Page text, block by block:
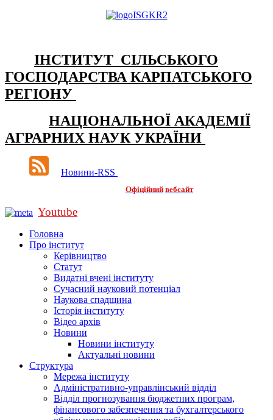
ІНСТИТУТ СІЛЬСЬКОГО
ГОСПОДАРСТВА КАРПАТСЬКОГО
РЕГІОНУ
НАЦІОНАЛЬНОЇ АКАДЕМІЇ
АГРАРНИХ НАУК УКРАЇНИ
Новини-RSS
Офіційний вебсайт
Youtube
Головна
Про інститут
Керівництво
Статут
Видатні вчені інституту
Сучасний науковий потенціал
Наукова спадщина
Історія інституту
Відео архів
Новини
Новини інституту
Актуальні новини
Структура
Мережа інституту
Адміністративно-управлінський відділ
Відділ прогнозування бюджетних програм,
фінансового забезпечення та бухгалтерського